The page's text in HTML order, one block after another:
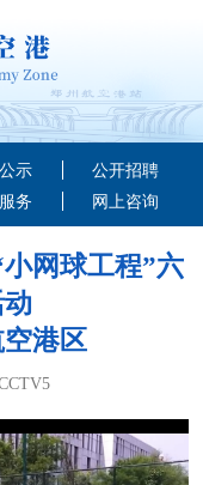
示
公开招聘
务 网上咨询
网球工程”六
港区